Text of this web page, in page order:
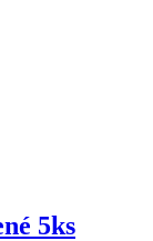
5ks